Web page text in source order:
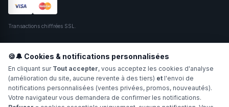
Transactions chiffrées SSL.
🍪🔔 Cookies & notifications personnalisées
En cliquant sur Tout accepter, vous acceptez les cookies d'analyse
(amélioration du site, aucune revente à des tiers) et l'envoi de
notifications personnalisées (ventes privées, promos, nouveautés).
Votre navigateur vous demandera de confirmer les notifications.